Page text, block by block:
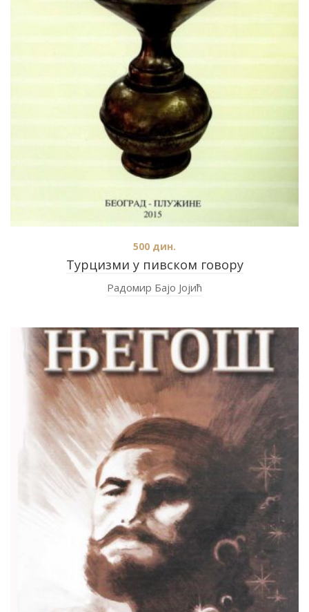
Турцизми у пивском говору
500 дин.
Радомир Бајо Јојић